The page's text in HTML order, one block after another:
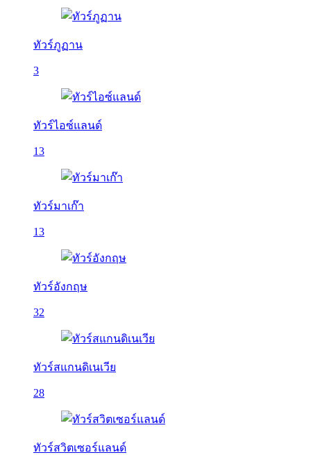
ทัวร์ภูฏาน
3
ทัวร์ไอซ์แลนด์
13
ทัวร์มาเก๊า
13
ทัวร์อังกฤษ
32
ทัวร์สแกนดิเนเวีย
28
ทัวร์สวิตเซอร์แลนด์